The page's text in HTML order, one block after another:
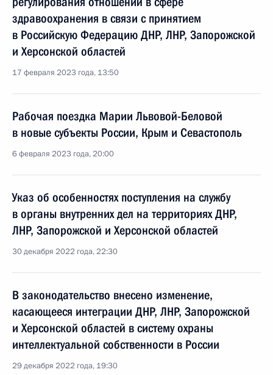
здравоохранения в связи с принятием
в Российскую Федерацию ДНР, ЛНР, Запорожской
и Херсонской областей
17 февраля 2023 года, 13:50
Рабочая поездка Марии Львовой-Беловой
в новые субъекты России, Крым и Севастополь
6 февраля 2023 года, 20:00
Указ об особенностях поступления на службу
в органы внутренних дел на территориях ДНР,
ЛНР, Запорожской и Херсонской областей
30 декабря 2022 года, 22:30
В законодательство внесено изменение,
касающееся интеграции ДНР, ЛНР, Запорожской
и Херсонской областей в систему охраны
интеллектуальной собственности в России
29 декабря 2022 года, 19:30